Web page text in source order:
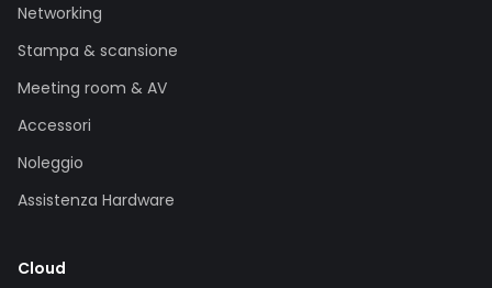
Networking
Stampa & scansione
Meeting room & AV
Accessori
Noleggio
Assistenza Hardware
Cloud